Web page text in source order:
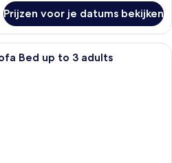
Prijzen voor je datums bekijken
Hypoallergeen beddengoed, een
Bed up to 3 adults